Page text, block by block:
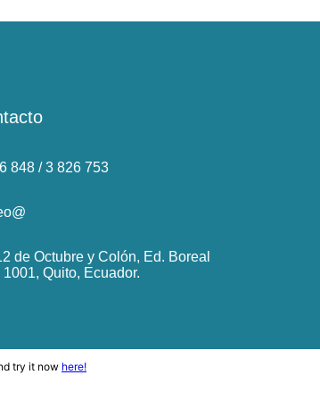
848 / 3 826 753
de Octubre y Colón, Ed. Boreal
1001, Quito, Ecuador.
try it now here!